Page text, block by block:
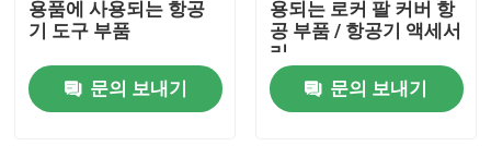
품질 관리
용품에 사용되는 항공
기 도구 부품
문의 보내기
용되는 로커 팔 커버 항
공 부품 / 항공기 액세서
리
문의 보내기